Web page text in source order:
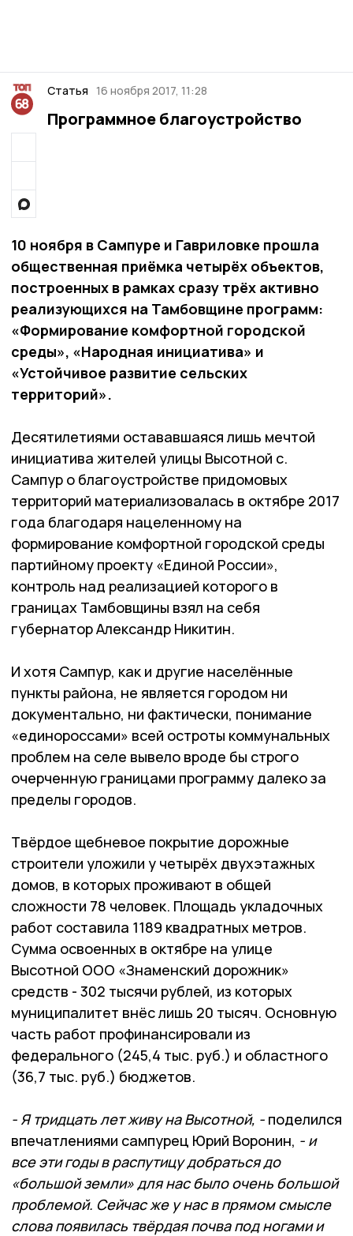
Статья 16 ноября 2017, 11:28
Программное благоустройство
10 ноября в Сампуре и Гавриловке прошла
общественная приёмка четырёх объектов,
построенных в рамках сразу трёх активно
реализующихся на Тамбовщине программ:
«Формирование комфортной городской
среды», «Народная инициатива» и
«Устойчивое развитие сельских
территорий».
Десятилетиями остававшаяся лишь мечтой
инициатива жителей улицы Высотной с.
Сампур о благоустройстве придомовых
территорий материализовалась в октябре 2017
года благодаря нацеленному на
формирование комфортной городской среды
партийному проекту «Единой России»,
контроль над реализацией которого в
границах Тамбовщины взял на себя
губернатор Александр Никитин.
И хотя Сампур, как и другие населённые
пункты района, не является городом ни
документально, ни фактически, понимание
«единороссами» всей остроты коммунальных
проблем на селе вывело вроде бы строго
очерченную границами программу далеко за
пределы городов.
Твёрдое щебневое покрытие дорожные
строители уложили у четырёх двухэтажных
домов, в которых проживают в общей
сложности 78 человек. Площадь укладочных
работ составила 1189 квадратных метров.
Сумма освоенных в октябре на улице
Высотной ООО «Знаменский дорожник»
средств - 302 тысячи рублей, из которых
муниципалитет внёс лишь 20 тысяч. Основную
часть работ профинансировали из
федерального (245,4 тыс. руб.) и областного
(36,7 тыс. руб.) бюджетов.
- Я тридцать лет живу на Высотной, - поделился
впечатлениями сампурец Юрий Воронин, - и
все эти годы в распутицу добраться до
«большой земли» для нас было очень большой
проблемой. Сейчас же у нас в прямом смысле
слова появилась твёрдая почва под ногами и